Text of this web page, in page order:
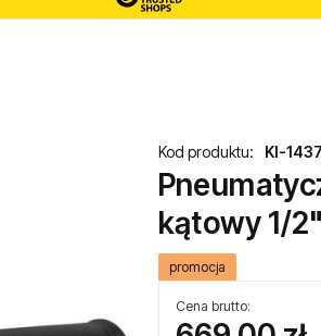
kątowy 1/
promocja
Cena brutto:
Kod produktu: KI-